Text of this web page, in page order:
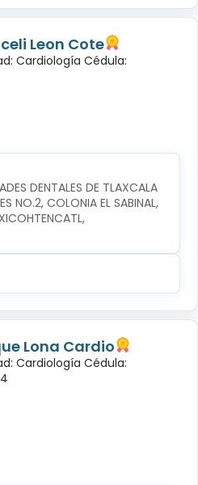
Leon Cote
Cardiología Cédula:
DENTALES DE TLAXCALA
NO.2, COLONIA EL SABINAL,
Lona Cardio
Cardiología Cédula: